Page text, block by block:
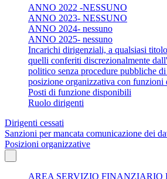
ANNO 2022 -NESSUNO
ANNO 2023- NESSUNO
ANNO 2024- nessuno
ANNO 2025- nessuno
Incarichi dirigenziali, a qualsiasi
quelli conferiti discrezionalmente
politico senza procedure pubbliche
posizione organizzativa con funzioni
Posti di funzione disponibili
Ruolo dirigenti
Dirigenti cessati
Sanzioni per mancata comunicazione dei
Posizioni organizzative
AREA SERVIZIO FINANZIARIO